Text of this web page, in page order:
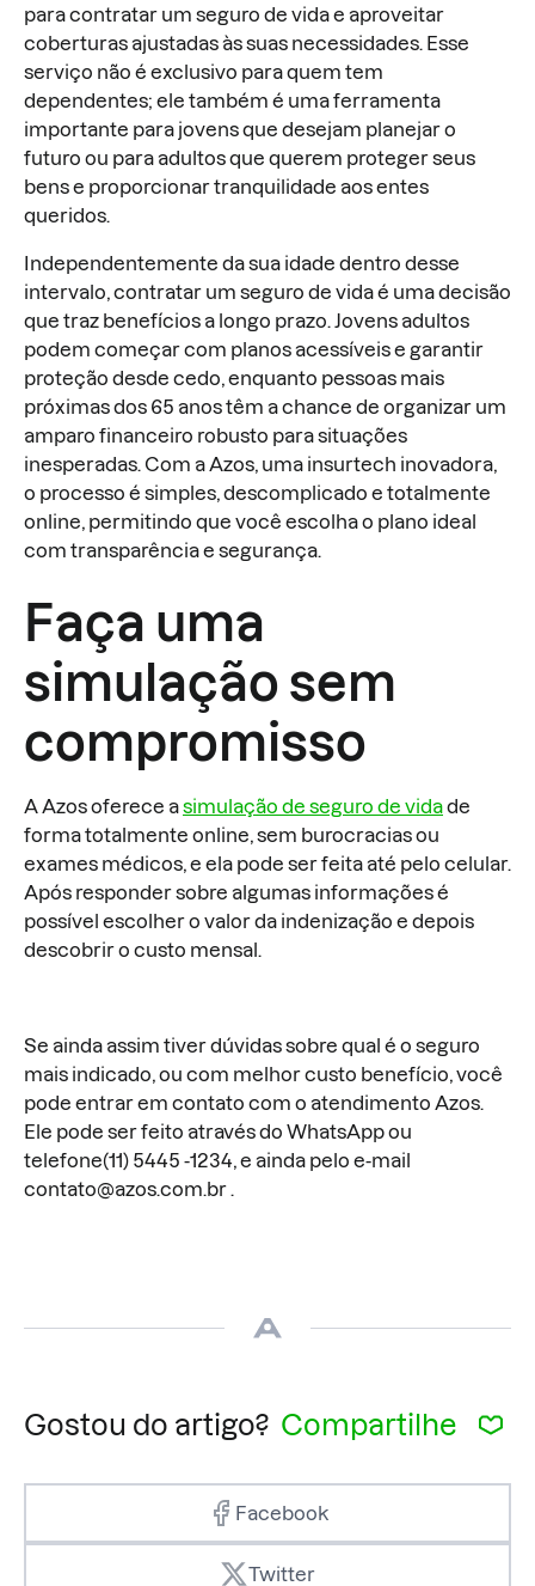
para contratar um seguro de vida e aproveitar
coberturas ajustadas às suas necessidades. Esse
serviço não é exclusivo para quem tem
dependentes; ele também é uma ferramenta
importante para jovens que desejam planejar o
futuro ou para adultos que querem proteger seus
bens e proporcionar tranquilidade aos entes
queridos.
Independentemente da sua idade dentro desse
intervalo, contratar um seguro de vida é uma decisão
que traz benefícios a longo prazo. Jovens adultos
podem começar com planos acessíveis e garantir
proteção desde cedo, enquanto pessoas mais
próximas dos 65 anos têm a chance de organizar um
amparo financeiro robusto para situações
inesperadas. Com a Azos, uma insurtech inovadora,
o processo é simples, descomplicado e totalmente
online, permitindo que você escolha o plano ideal
com transparência e segurança.
Faça uma
simulação sem
compromisso
A Azos oferece asimulação de seguro de vidade
forma totalmente online, sem burocracias ou
exames médicos, e ela pode ser feita até pelo celular.
Após responder sobre algumas informações é
possível escolher o valor da indenização e depois
descobrir o custo mensal.
Se ainda assim tiver dúvidas sobre qual é o seguro
mais indicado, ou com melhor custo benefício, você
pode entrar em contato com o atendimento Azos.
Ele pode ser feito através do WhatsApp ou
telefone(11) 5445 -1234, e ainda pelo e-mail
contato@azos.com.br .
Gostou do artigo? Compartilhe
Facebook
Twitter